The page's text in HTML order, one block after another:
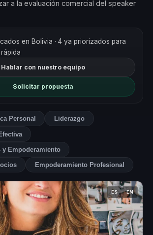
a la evaluación comercial del speaker
en Bolivia · 4 ya priorizados para
Hablar con nuestro equipo
Solicitar propuesta
Personal Liderazgo
y Empoderamiento
Empoderamiento Profesional
ES EN